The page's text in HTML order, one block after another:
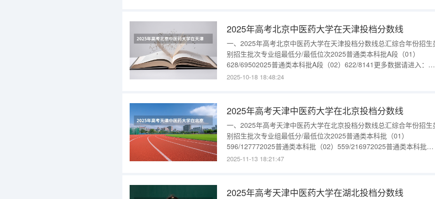
2025年高考北京中医药大学在天津投档分数线
一、2025年高考北京中医药大学在天津投档分数线总汇综合年份招生
别招生批次专业组最低分/最低位次2025普通类本科批A段（01）
628/69502025普通类本科批A段（02）622/8141更多数据请进入：
{$cate_url}
2025-10-18 18:48:24
2025年高考天津中医药大学在北京投档分数线
一、2025年高考天津中医药大学在北京投档分数线总汇综合年份招生
别招生批次专业组最低分/最低位次2025普通类本科批（01）
596/127772025普通类本科批（02）559/216972025普通类本科批
（03）541/264772025中外合作办学本科批（04）547/24864更多数据
2025-11-13 18:21:47
2025年高考天津中医药大学在湖北投档分数线